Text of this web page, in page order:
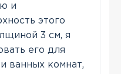
и
этого
3 см, я
его для
ванных комнат,